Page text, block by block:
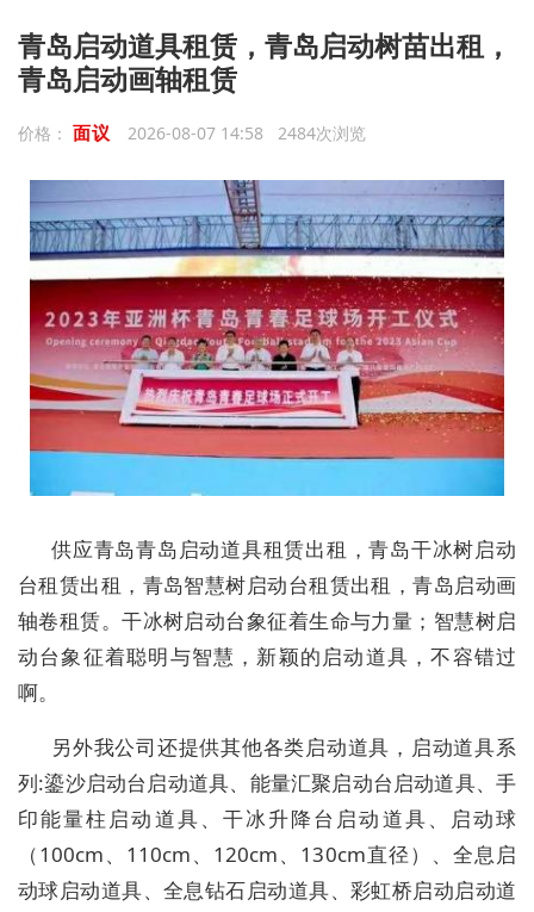
青岛启动道具租赁，青岛启动树苗出租，
青岛启动画轴租赁
价格： 面议 2026-08-07 14:58 2484次浏览
供应青岛青岛启动道具租赁出租，青岛干冰树启动
台租赁出租，青岛智慧树启动台租赁出租，青岛启动画
轴卷租赁。干冰树启动台象征着生命与力量；智慧树启
动台象征着聪明与智慧，新颖的启动道具，不容错过
啊。
另外我公司还提供其他各类启动道具，启动道具系
列:鎏沙启动台启动道具、能量汇聚启动台启动道具、手
印能量柱启动道具、干冰升降台启动道具、启动球
（100cm、110cm、120cm、130cm直径）、全息启
动球启动道具、全息钻石启动道具、彩虹桥启动启动道